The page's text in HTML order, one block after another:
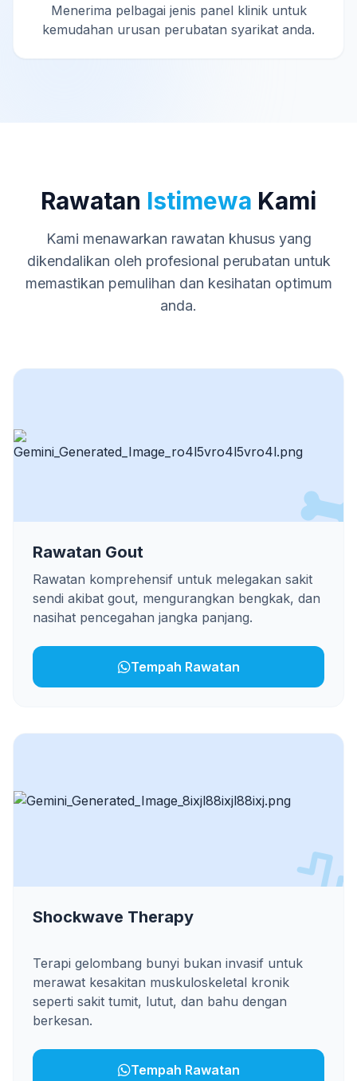
Menerima pelbagai jenis panel klinik untuk
kemudahan urusan perubatan syarikat anda.
Rawatan Istimewa Kami
Kami menawarkan rawatan khusus yang
dikendalikan oleh profesional perubatan untuk
memastikan pemulihan dan kesihatan optimum
anda.
Rawatan Gout
Rawatan komprehensif untuk melegakan sakit
sendi akibat gout, mengurangkan bengkak, dan
nasihat pencegahan jangka panjang.
Tempah Rawatan
Shockwave Therapy
Terapi gelombang bunyi bukan invasif untuk
merawat kesakitan muskuloskeletal kronik
seperti sakit tumit, lutut, dan bahu dengan
berkesan.
Tempah Rawatan